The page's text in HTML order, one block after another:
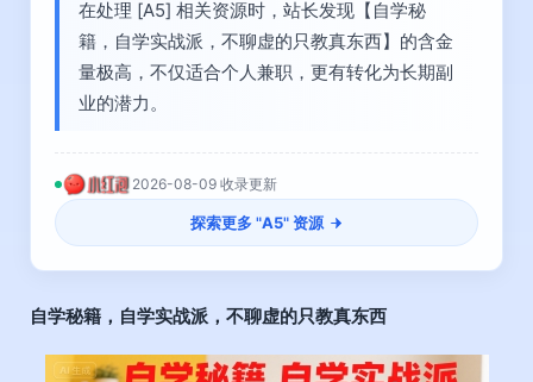
在处理 [A5] 相关资源时，站长发现【自学秘
籍，自学实战派，不聊虚的只教真东西】的含金
量极高，不仅适合个人兼职，更有转化为长期副
业的潜力。
2026-08-09 收录更新
探索更多 "A5" 资源
自学秘籍，自学实战派，不聊虚的只教真东西